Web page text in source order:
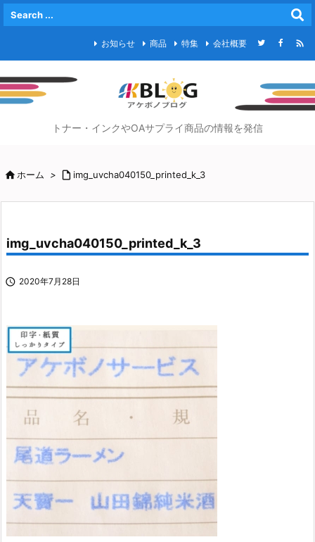
お知らせ 商品 特集 会社概要 
トナー・インクやOAサプライ商品の情報を発信
ホーム >  img_uvcha040150_printed_k_3
img_uvcha040150_printed_k_3
 2020年7月28日